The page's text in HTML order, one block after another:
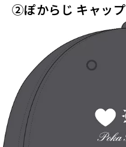
②ぽからじ キャップ